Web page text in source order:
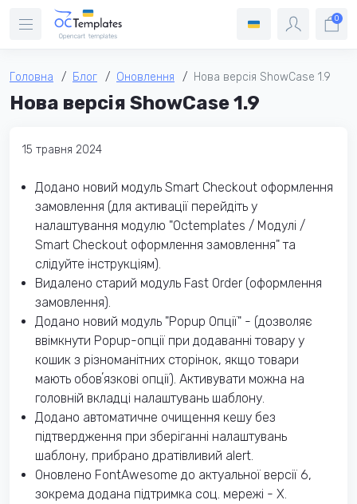
0
Головна Блог Оновлення Нова версія ShowCase 1.9
Нова версія ShowCase 1.9
15 травня 2024
Додано новий модуль Smart Checkout оформлення
замовлення (для активації перейдіть у
налаштування модулю "Octemplates / Модулі /
Smart Checkout оформлення замовлення" та
слідуйте інструкціям).
Видалено старий модуль Fast Order (оформлення
замовлення).
Додано новий модуль "Popup Опції" - (дозволяє
ввімкнути Popup-опції при додаванні товару у
кошик з різноманітних сторінок, якщо товари
мають обовʼязкові опції). Активувати можна на
головній вкладці налаштувань шаблону.
Додано автоматичне очищення кешу без
підтвердження при зберіганні налаштувань
шаблону, прибрано дратівливий alert.
Оновлено FontAwesome до актуальної версії 6,
зокрема додана підтримка соц. мережі - X.